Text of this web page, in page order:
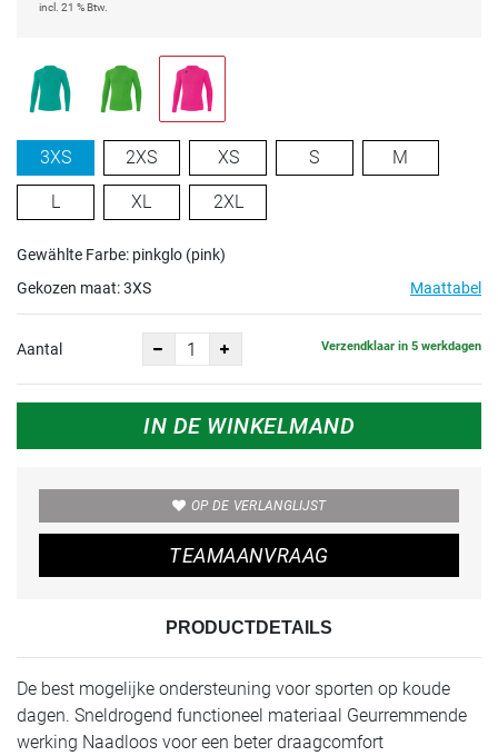
incl. 21 % Btw.
3XS 2XS XS S M
L XL 2XL
Gewählte Farbe: pinkglo (pink)
Gekozen maat:3XS Maattabel
Aantal Verzendklaar in 5 werkdagen
IN DE WINKELMAND
OP DE VERLANGLIJST
TEAMAANVRAAG
PRODUCTDETAILS
De best mogelijke ondersteuning voor sporten op koude
dagen. Sneldrogend functioneel materiaal Geurremmende
werking Naadloos voor een beter draagcomfort